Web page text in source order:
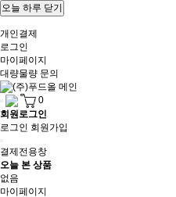
오늘 하루 닫기
개인결제
로그인
마이페이지
대량물량 문의
0
회원로그인
로그인 회원가입
결제전용창
오늘 본 상품
없음
마이페이지